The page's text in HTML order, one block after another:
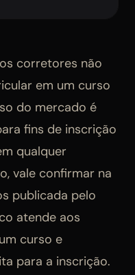
corretores não
em um curso
do mercado é
fins de inscrição
qualquer
vale confirmar na
publicada pelo
atende aos
curso e
para a inscrição.